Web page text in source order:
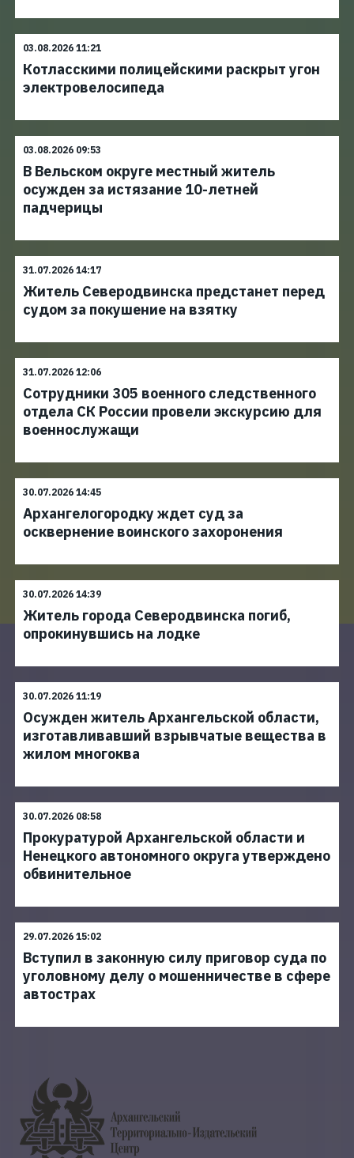
03.08.2026 11:21
Котласскими полицейскими раскрыт угон
электровелосипеда
03.08.2026 09:53
В Вельском округе местный житель
осужден за истязание 10-летней
падчерицы
31.07.2026 14:17
Житель Северодвинска предстанет перед
судом за покушение на взятку
31.07.2026 12:06
Сотрудники 305 военного следственного
отдела СК России провели экскурсию для
военнослужащи
30.07.2026 14:45
Архангелогородку ждет суд за
осквернение воинского захоронения
30.07.2026 14:39
Житель города Северодвинска погиб,
опрокинувшись на лодке
30.07.2026 11:19
Осужден житель Архангельской области,
изготавливавший взрывчатые вещества в
жилом многоква
30.07.2026 08:58
Прокуратурой Архангельской области и
Ненецкого автономного округа утверждено
обвинительное
29.07.2026 15:02
Вступил в законную силу приговор суда по
уголовному делу о мошенничестве в сфере
автострах